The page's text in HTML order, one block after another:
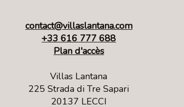
contact@villaslantana.com
+33 616 777 688
Plan d'accès
Villas Lantana
225 Strada di Tre Sapari
20137 LECCI